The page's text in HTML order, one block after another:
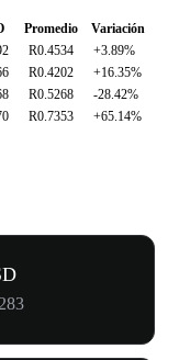
Promedio
Variación
R0.4534
+3.89%
R0.4202
+16.35%
R0.5268
-28.42%
R0.7353 +65.14%